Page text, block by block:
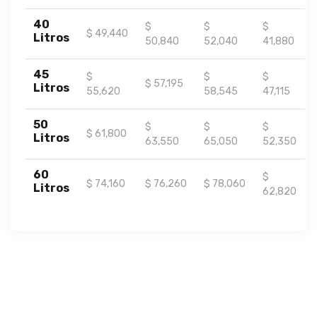
40
Litros
$ 49,440
$
50,840
$
52,040
$
41,880
45
Litros
$
55,620
$ 57,195
$
58,545
$
47,115
50
Litros
$ 61,800
$
63,550
$
65,050
$
52,350
60
Litros
$ 74,160 $ 76,260 $ 78,060
$
62,820